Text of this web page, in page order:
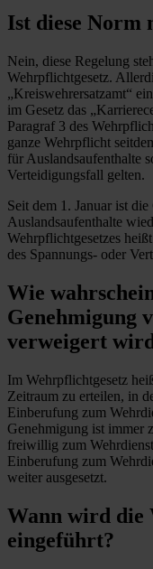
Ist diese Norm
Nein, diese Regelung
Wehrpflichtgesetz.
„Kreiswehrersatzamt“
im Gesetz das
Paragraf 3 des
ganze Wehrpflicht
für Auslandsaufenthalte
Verteidigungsfall gelten.
Seit dem 1. Januar ist
Auslandsaufenthalte
Wehrpflichtgesetzes
des Spannungs- oder
Wie
Genehmigung
verweigert
Im Wehrpflichtgesetz
Zeitraum zu erteilen, in
Einberufung zum
Genehmigung ist immer
freiwillig zum
Einberufung zum
weiter ausgesetzt.
Wann wird die
eingeführt?